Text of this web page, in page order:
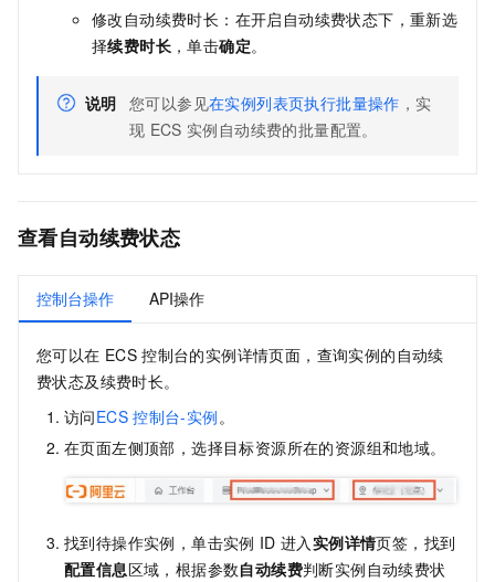
修改自动续费时长：在开启自动续费状态下，重新选
择续费时长 ，单击确定。
说明 您可以参见在实例列表页执行批量操作 ，实
现 ECS 实例自动续费的批量配置。
查看自动续费状态
控制台操作 API操作
您可以在 ECS 控制台的实例详情页面，查询实例的自动续
费状态及续费时长。
访问ECS 控制台-实例 。
在页面左侧顶部，选择目标资源所在的资源组和地域。
找到待操作实例，单击实例 ID 进入 实例详情页签，找到
配置信息区域，根据参数自动续费判断实例自动续费状